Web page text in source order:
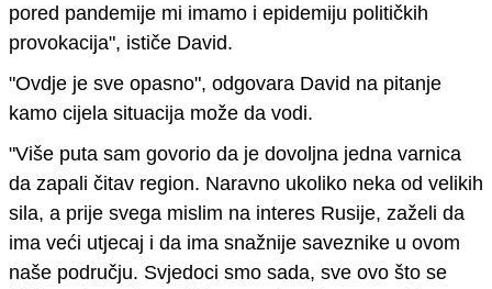
pored pandemije mi imamo i epidemiju političkih
provokacija", ističe David.
"Ovdje je sve opasno", odgovara David na pitanje
kamo cijela situacija može da vodi.
"Više puta sam govorio da je dovoljna jedna varnica
da zapali čitav region. Naravno ukoliko neka od velikih
sila, a prije svega mislim na interes Rusije, zaželi da
ima veći utjecaj i da ima snažnije saveznike u ovom
naše području. Svjedoci smo sada, sve ovo što se